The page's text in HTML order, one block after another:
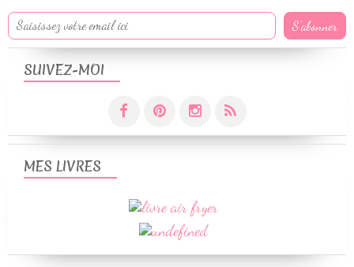
SUIVEZ-MOI
MES LIVRES